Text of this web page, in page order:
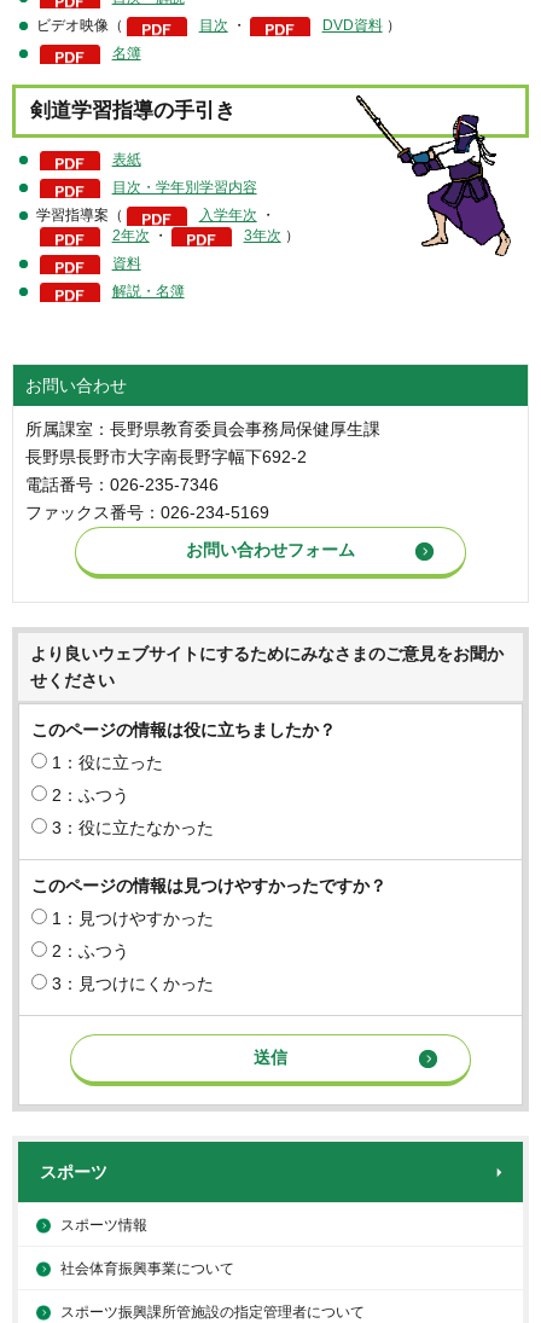
ビデオ映像（
目次 ・ DVD資料 ）
名簿
剣道学習指導の手引き
表紙
目次・学年別学習内容
学習指導案（
入学年次
・
2年次
・ 3年次 ）
資料
解説・名簿
お問い合わせ
所属課室：長野県教育委員会事務局保健厚生課
長野県長野市大字南長野字幅下692-2
電話番号：026-235-7346
ファックス番号：026-234-5169
より良いウェブサイトにするためにみなさまのご意見をお聞か
せください
このページの情報は役に立ちましたか？
1：役に立った
2：ふつう
3：役に立たなかった
このページの情報は見つけやすかったですか？
1：見つけやすかった
2：ふつう
3：見つけにくかった
スポーツ
スポーツ情報
社会体育振興事業について
スポーツ振興課所管施設の指定管理者について